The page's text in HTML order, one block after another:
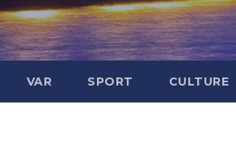
VAR SPORT CULTURE